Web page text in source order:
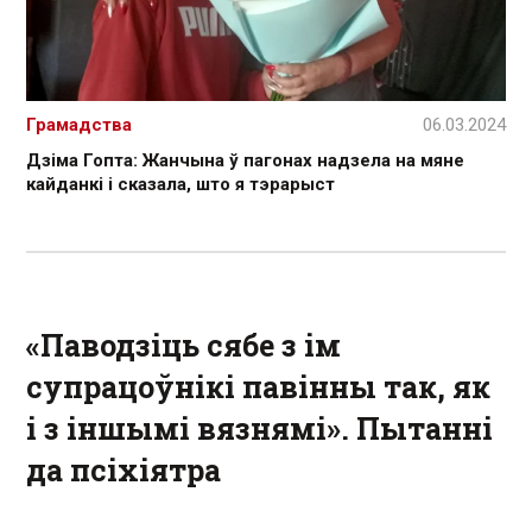
Дзіма Гопта: Жанчына ў пагонах надзела на мяне
кайданкі і сказала, што я тэрарыст
Грамадства 06.03.2024
«Паводзіць сябе з ім
супрацоўнікі павінны так, як
і з іншымі вязнямі». Пытанні
да псіхіятра